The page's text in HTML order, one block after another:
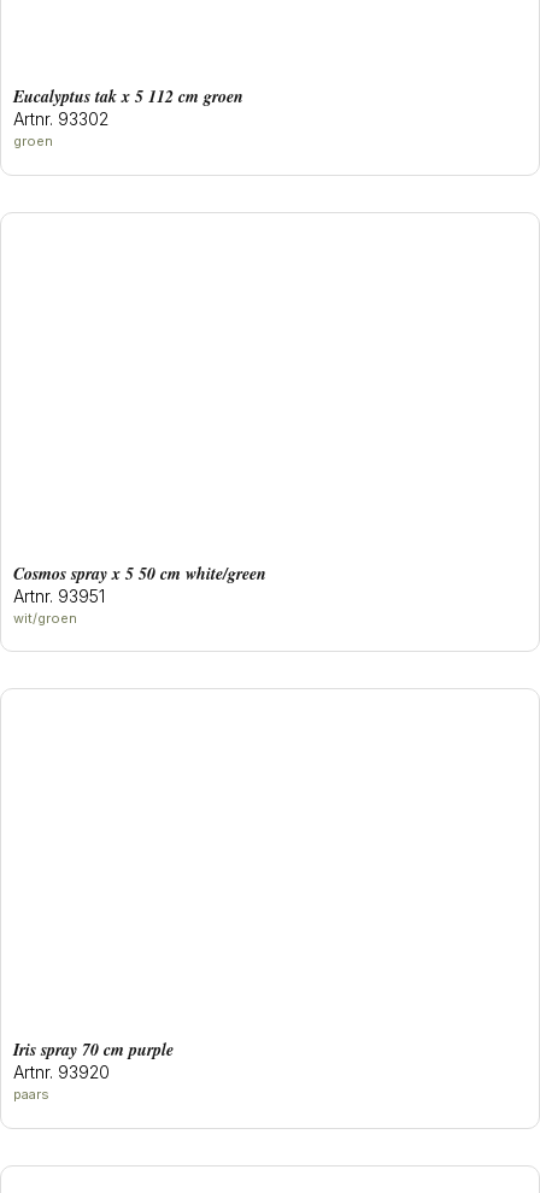
eucalyptus tak x 5 112 cm groen
Artnr. 93302
groen
cosmos spray x 5 50 cm white/green
Artnr. 93951
wit/groen
iris spray 70 cm purple
Artnr. 93920
paars